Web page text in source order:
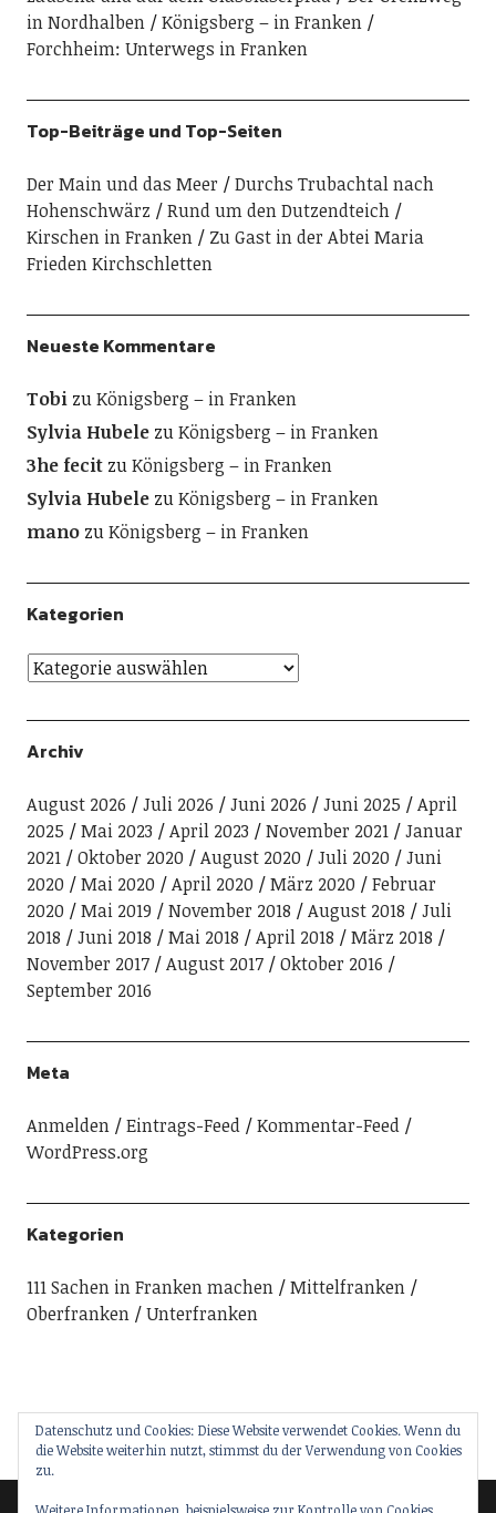
in Nordhalben
Königsberg – in Franken
Forchheim: Unterwegs in Franken
Top-Beiträge und Top-Seiten
Der Main und das Meer
Durchs Trubachtal nach
Hohenschwärz
Rund um den Dutzendteich
Kirschen in Franken
Zu Gast in der Abtei Maria
Frieden Kirchschletten
Neueste Kommentare
TobizuKönigsberg – in Franken
Sylvia HubelezuKönigsberg – in Franken
3he fecitzuKönigsberg – in Franken
Sylvia HubelezuKönigsberg – in Franken
manozuKönigsberg – in Franken
Kategorien
Archiv
August 2026 Juli 2026 Juni 2026 Juni 2025
April
2025
Mai 2023 April 2023 November 2021
Januar
2021
Oktober 2020 August 2020 Juli 2020
Juni
2020
Mai 2020 April 2020 März 2020
Februar
2020
Mai 2019 November 2018 August 2018
Juli
2018
Juni 2018 Mai 2018 April 2018
März 2018
November 2017
August 2017
Oktober 2016
September 2016
Meta
Anmelden Eintrags-Feed
Kommentar-Feed
WordPress.org
Kategorien
111 Sachen in Franken machen
Mittelfranken
Oberfranken
Unterfranken
Datenschutz und Cookies: Diese Website verwendet Cookies. Wenn du
die Website weiterhin nutzt, stimmst du der Verwendung von Cookies
zu.